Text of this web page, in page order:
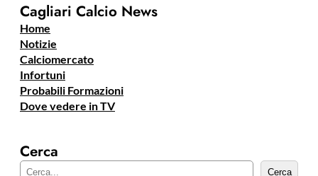
Cagliari Calcio News
Home
Notizie
Calciomercato
Infortuni
Probabili Formazioni
Dove vedere in TV
Cerca
Cerca